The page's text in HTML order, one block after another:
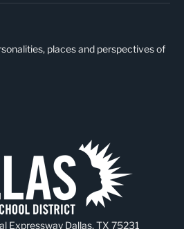
places and perspectives of
Expressway Dallas, TX 75231